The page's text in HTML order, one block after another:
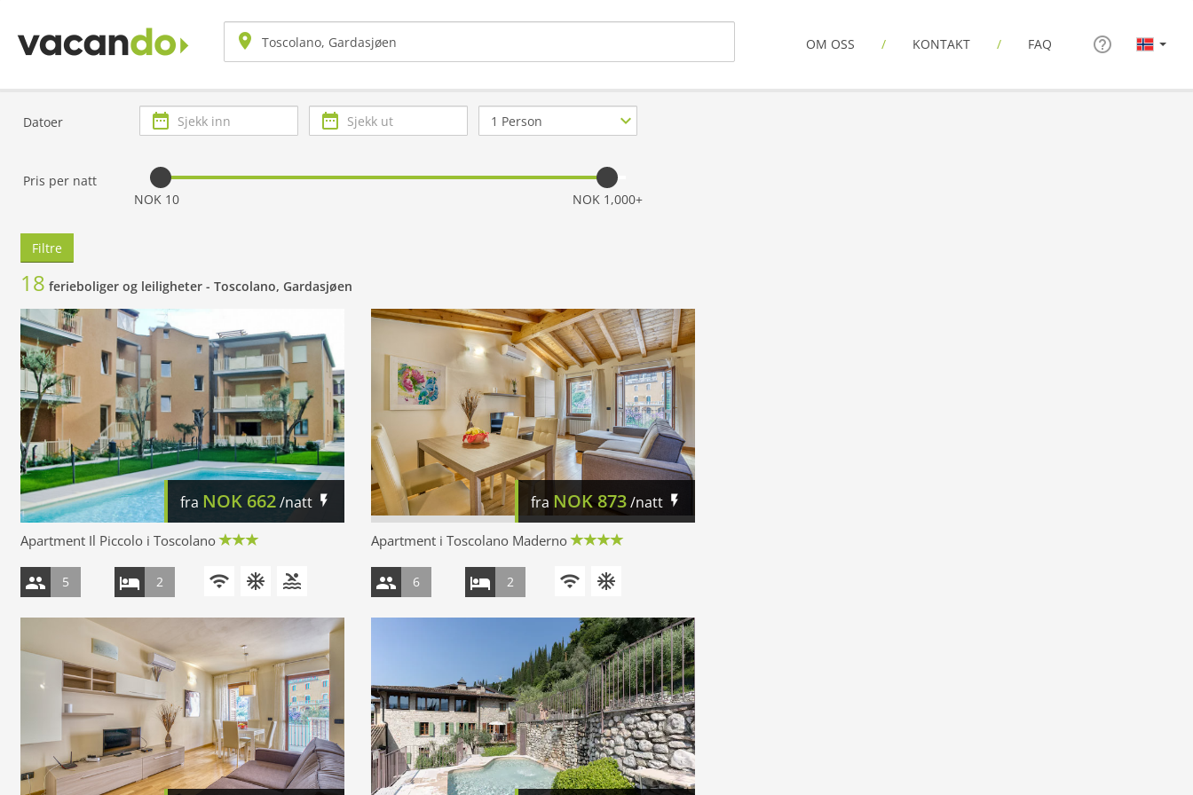
OM OSS KONTAKT FAQ
Datoer
Sjekk
inn
Sjekk
ut
Antall
gjester
Pris per natt
NOK 10
NOK 1,000+
Filtre
18 ferieboliger og leiligheter - Toscolano, Gardasjøen
fra NOK 662/natt
Apartment Il Piccolo i Toscolano
5 2
fra NOK 873/natt
Apartment i Toscolano Maderno
6 2